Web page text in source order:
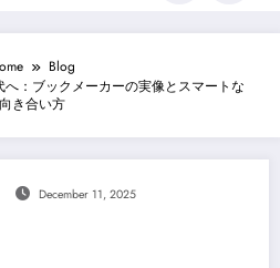
Blog
：ブックメーカーの実像とスマートな
向き合い方
December 11, 2025